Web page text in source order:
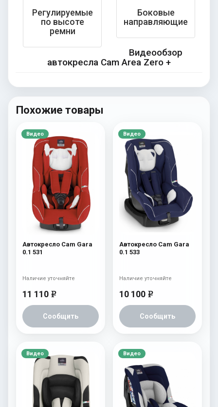
Регулируемые
по высоте
ремни
Боковые
направляющие
Видеообзор
автокресла Cam Area Zero +
Похожие товары
Видео
Автокресло Cam Gara
0.1 531
11 110 e
Сообщить
Наличие уточняйте
Видео
Автокресло Cam Gara
0.1 533
10 100 e
Сообщить
Наличие уточняйте
Видео Видео